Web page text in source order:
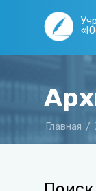
Главная /